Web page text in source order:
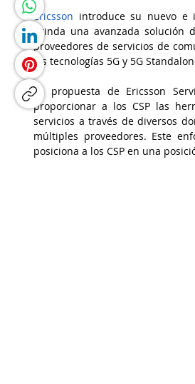
Ericsson introduce su nuevo e
brinda una avanzada solución
proveedores de servicios de
las tecnologías 5G y 5G
La propuesta de Ericsson
proporcionar a los CSP las
servicios a través de diversos
múltiples proveedores. Este
posiciona a los CSP en una